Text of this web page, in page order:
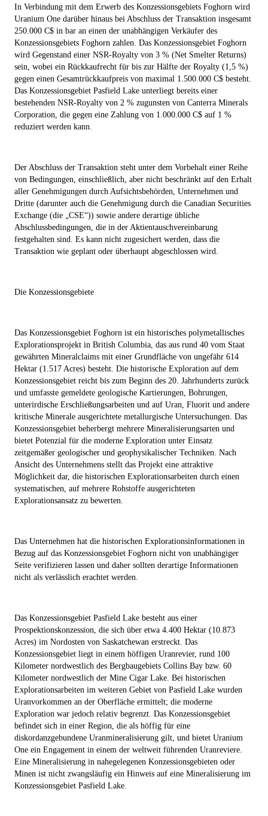
In Verbindung mit dem Erwerb des Konzessionsgebiets Foghorn wird
Uranium One darüber hinaus bei Abschluss der Transaktion insgesamt
250.000 C$ in bar an einen der unabhängigen Verkäufer des
Konzessionsgebiets Foghorn zahlen. Das Konzessionsgebiet Foghorn
wird Gegenstand einer NSR-Royalty von 3 % (Net Smelter Returns)
sein, wobei ein Rückkaufrecht für bis zur Hälfte der Royalty (1,5 %)
gegen einen Gesamtrückkaufpreis von maximal 1.500.000 C$ besteht.
Das Konzessionsgebiet Pasfield Lake unterliegt bereits einer
bestehenden NSR-Royalty von 2 % zugunsten von Canterra Minerals
Corporation, die gegen eine Zahlung von 1.000.000 C$ auf 1 %
reduziert werden kann.
Der Abschluss der Transaktion steht unter dem Vorbehalt einer Reihe
von Bedingungen, einschließlich, aber nicht beschränkt auf den Erhalt
aller Genehmigungen durch Aufsichtsbehörden, Unternehmen und
Dritte (darunter auch die Genehmigung durch die Canadian Securities
Exchange (die „ CSE“)) sowie andere derartige übliche
Abschlussbedingungen, die in der Aktientauschvereinbarung
festgehalten sind. Es kann nicht zugesichert werden, dass die
Transaktion wie geplant oder überhaupt abgeschlossen wird.
Die Konzessionsgebiete
Das Konzessionsgebiet Foghorn ist ein historisches polymetallisches
Explorationsprojekt in British Columbia, das aus rund 40 vom Staat
gewährten Mineralclaims mit einer Grundfläche von ungefähr 614
Hektar (1.517 Acres) besteht. Die historische Exploration auf dem
Konzessionsgebiet reicht bis zum Beginn des 20. Jahrhunderts zurück
und umfasste gemeldete geologische Kartierungen, Bohrungen,
unterirdische Erschließungsarbeiten und auf Uran, Fluorit und andere
kritische Minerale ausgerichtete metallurgische Untersuchungen. Das
Konzessionsgebiet beherbergt mehrere Mineralisierungsarten und
bietet Potenzial für die moderne Exploration unter Einsatz
zeitgemäßer geologischer und geophysikalischer Techniken. Nach
Ansicht des Unternehmens stellt das Projekt eine attraktive
Möglichkeit dar, die historischen Explorationsarbeiten durch einen
systematischen, auf mehrere Rohstoffe ausgerichteten
Explorationsansatz zu bewerten.
Das Unternehmen hat die historischen Explorationsinformationen in
Bezug auf das Konzessionsgebiet Foghorn nicht von unabhängiger
Seite verifizieren lassen und daher sollten derartige Informationen
nicht als verlässlich erachtet werden.
Das Konzessionsgebiet Pasfield Lake besteht aus einer
Prospektionskonzession, die sich über etwa 4.400 Hektar (10.873
Acres) im Nordosten von Saskatchewan erstreckt. Das
Konzessionsgebiet liegt in einem höffigen Uranrevier, rund 100
Kilometer nordwestlich des Bergbaugebiets Collins Bay bzw. 60
Kilometer nordwestlich der Mine Cigar Lake. Bei historischen
Explorationsarbeiten im weiteren Gebiet von Pasfield Lake wurden
Uranvorkommen an der Oberfläche ermittelt; die moderne
Exploration war jedoch relativ begrenzt. Das Konzessionsgebiet
befindet sich in einer Region, die als höffig für eine
diskordanzgebundene Uranmineralisierung gilt, und bietet Uranium
One ein Engagement in einem der weltweit führenden Uranreviere.
Eine Mineralisierung in nahegelegenen Konzessionsgebieten oder
Minen ist nicht zwangsläufig ein Hinweis auf eine Mineralisierung im
Konzessionsgebiet Pasfield Lake.